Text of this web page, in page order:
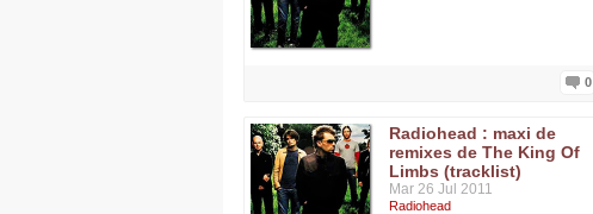
0
Radiohead : maxi de
remixes de The King Of
Limbs (tracklist)
Mar 26 Jul 2011
Radiohead